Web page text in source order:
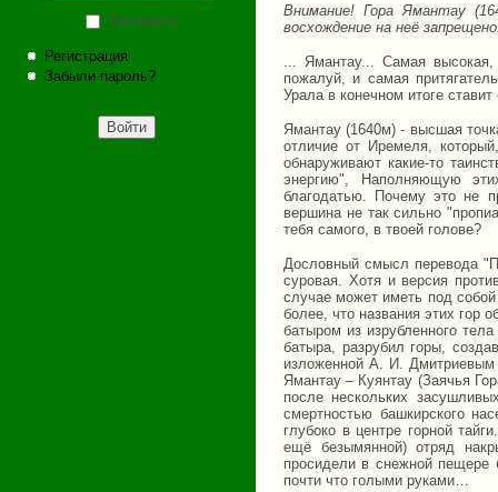
Запомнить
Регистрация
Забыли пароль?
Внимание! Гора Ямантау
восхождение на неё
... Ямантау... Самая
пожалуй, и самая
Урала в конечном итоге
Ямантау (1640м) - высшая
отличие от Иремеля,
обнаруживают какие-то
энергию", Наполняющую
благодатью. Почему это не
вершина не так сильно
тебя самого, в твоей голове?
Дословный смысл перевода
суровая. Хотя и версия
случае может иметь под
более, что названия этих гор
батыром из изрубленного
батыра, разрубил горы,
изложенной А. И. Дмитриевым
Ямантау – Куянтау (Заячья
после нескольких
смертностью башкирского
глубоко в центре горной
ещё безымянной) отряд
просидели в снежной пещере
почти что голыми руками…